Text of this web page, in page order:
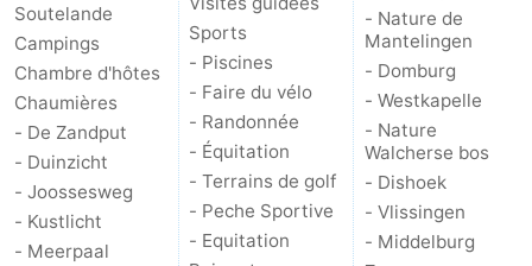
Soutelande
Campings
Chambre d'hôtes
Chaumières
- De Zandput
- Duinzicht
- Joossesweg
- Kustlicht
- Meerpaal
Sports
- Piscines
- Faire du vélo
- Randonnée
- Équitation
- Terrains de golf
- Peche Sportive
- Equitation
- Nature de
Mantelingen
- Domburg
- Westkapelle
- Nature
Walcherse bos
- Dishoek
- Vlissingen
- Middelburg